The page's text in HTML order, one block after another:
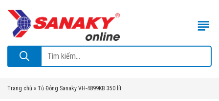
Trang chủ » Tủ Đông Sanaky VH-4899KB 350 lít